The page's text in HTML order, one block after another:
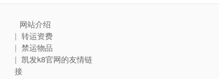
网站介绍
转运资费
禁运物品
凯发k8官网的友情链
接